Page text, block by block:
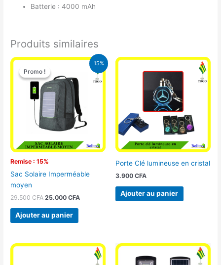
Batterie : 4000 mAh
Produits similaires
15%
Promo !
Remise : 15%
Promo !
Sac Solaire Imperméable
moyen
29.500CFA
Le
prix
initial
était :
29.500 CFA.
25.000CFA
Le
prix
actuel
Ajouter au panier
Porte Clé lumineuse en cristal
3.900 CFA
Ajouter au panier